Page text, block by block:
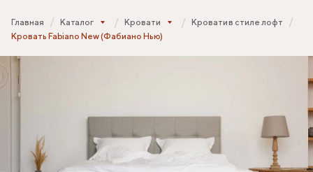
Главная Каталог Кровати
Кровати в стиле лофт
Кровать Fabiano New (Фабиано Нью)